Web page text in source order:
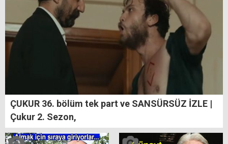
ÇUKUR 36. bölüm tek part ve SANSÜRSÜZ İZLE |
Çukur 2. Sezon,